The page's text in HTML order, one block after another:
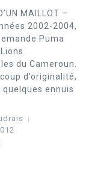
MAILLOT –
2002-2004,
Puma
du Cameroun.
d’originalité,
quelques ennuis